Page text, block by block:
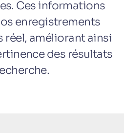
Ces informations
enregistrements
réel, améliorant ainsi
des résultats